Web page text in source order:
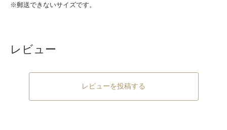
※郵送できないサイズです。
レビュー
レビューを投稿する